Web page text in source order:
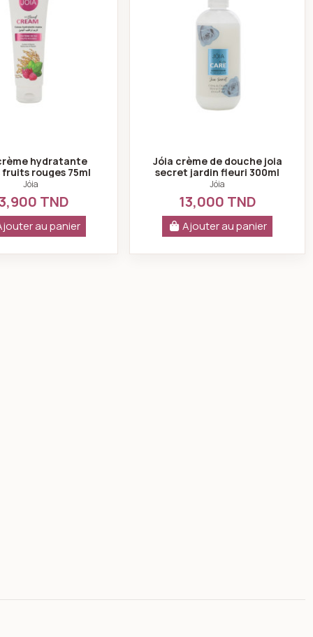
hydratante
fruits rouges 75ml
Jóia
TND
au panier
Jóia crème de douche joia
secret jardin fleuri 300ml
Jóia
13,000 TND
Ajouter au panier